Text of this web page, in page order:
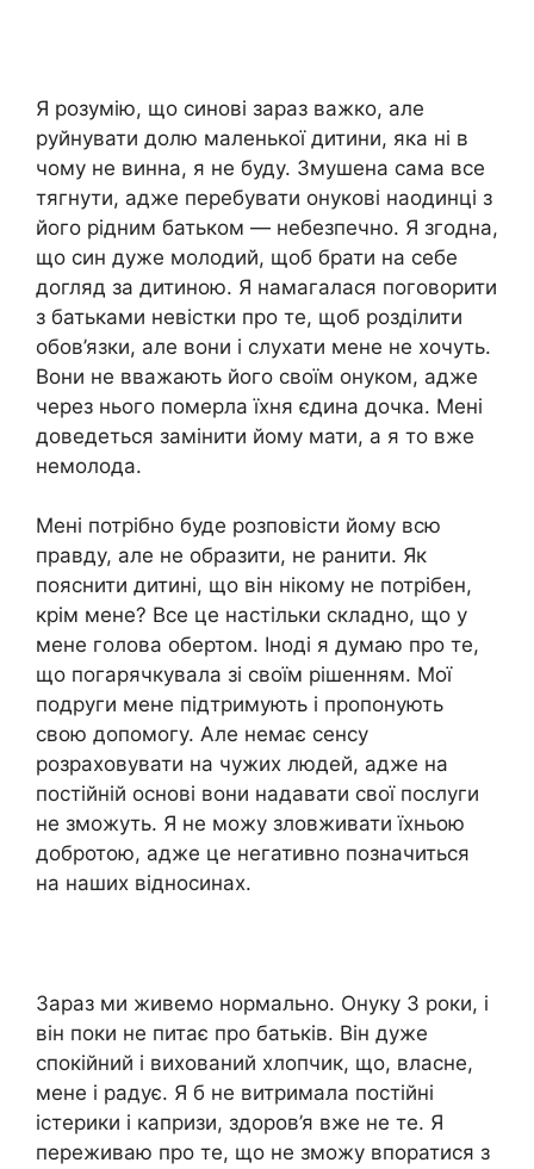
Я розумію, що синові зараз важко, але
руйнувати долю маленької дитини, яка ні в
чому не винна, я не буду. Змушена сама все
тягнути, адже перебувати онукові наодинці з
його рідним батьком — небезпечно. Я згодна,
що син дуже молодий, щоб брати на себе
догляд за дитиною. Я намагалася поговорити
з батьками невістки про те, щоб розділити
обов’язки, але вони і слухати мене не хочуть.
Вони не вважають його своїм онуком, адже
через нього померла їхня єдина дочка. Мені
доведеться замінити йому мати, а я то вже
немолода.
Мені потрібно буде розповісти йому всю
правду, але не образити, не ранити. Як
пояснити дитині, що він нікому не потрібен,
крім мене? Все це настільки складно, що у
мене голова обертом. Іноді я думаю про те,
що погарячкувала зі своїм рішенням. Мої
подруги мене підтримують і пропонують
свою допомогу. Але немає сенсу
розраховувати на чужих людей, адже на
постійній основі вони надавати свої послуги
не зможуть. Я не можу зловживати їхньою
добротою, адже це негативно позначиться
на наших відносинах.
Зараз ми живемо нормально. Онуку 3 роки, і
він поки не питає про батьків. Він дуже
спокійний і вихований хлопчик, що, власне,
мене і радує. Я б не витримала постійні
істерики і капризи, здоров’я вже не те. Я
переживаю про те, що не зможу впоратися з